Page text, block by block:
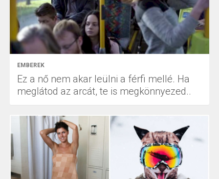
EMBEREK
Ez a nő nem akar leülni a férfi mellé. Ha
meglátod az arcát, te is megkönnyezed..